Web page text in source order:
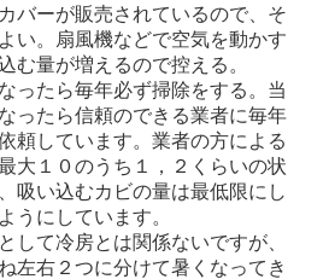
バーが販売されているので、そ
い。扇風機などで空気を動かす
む量が増えるので控える。
ったら毎年必ず掃除をする。当
ったら信頼のできる業者に毎年
頼しています。業者の方による
大１０のうち１，２くらいの状
吸い込むカビの量は最低限にし
うにしています。
して冷房とは関係ないですが、
左右２つに分けて暑くなってき